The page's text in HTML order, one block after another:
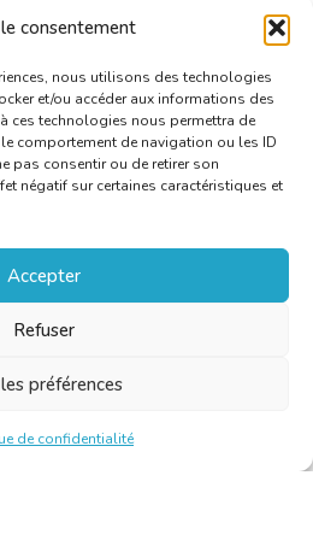
consentement
nous utilisons des technologies
et/ou accéder aux informations des
ces technologies nous permettra de
comportement de navigation ou les ID
pas consentir ou de retirer son
négatif sur certaines caractéristiques et
Accepter
Refuser
préférences
de confidentialité